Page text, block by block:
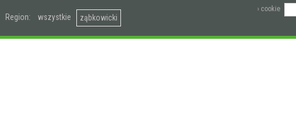
Region: wszystkie ząbkowicki
› cookie